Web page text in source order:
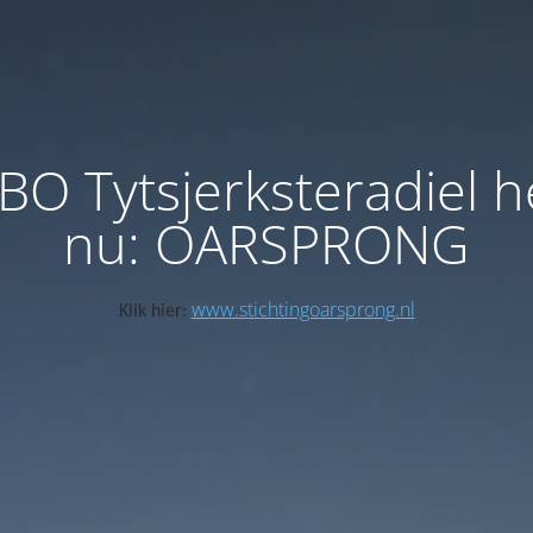
Tytsjerksteradiel
nu: OARSPRONG
Klik hier: www.stichtingoarsprong.nl